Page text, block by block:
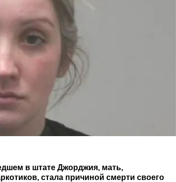
в штате Джорджия, мать,
стала причиной смерти своего